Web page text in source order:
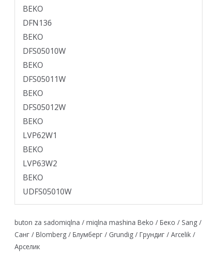
BEKO
DFN136
BEKO
DFS05010W
BEKO
DFS05011W
BEKO
DFS05012W
BEKO
LVP62W1
BEKO
LVP63W2
BEKO
UDFS05010W
buton za sadomiqlna / miqlna mashina Beko / Беко / Sang /
Санг / Blomberg / Блумберг / Grundig / Грундиг / Arcelik /
Арселик